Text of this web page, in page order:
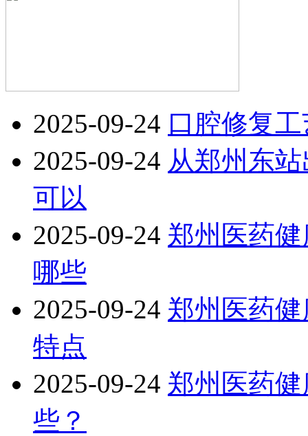
2025-09-24 口腔修复
2025-09-24 从郑州东
可以
2025-09-24 郑州医药
哪些
2025-09-24 郑州医药
特点
2025-09-24 郑州医药
些？